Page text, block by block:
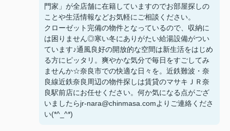
門家」が全店舗に在籍していますのでお部屋探しの
ことや生活情報などお気軽にご相談ください。
クローゼット完備の物件となっているので、収納に
は困りません◎寒い冬にありがたい給湯設備がつい
ています♪通風良好の開放的な空間は新生活をはじめ
る方にピッタリ。爽やかな気分で毎日をすごしてみ
ませんか☆奈良市での快適な日々を。近鉄難波・奈
良線近鉄奈良周辺の物件探しは賃貸のマサキＪＲ奈
良駅前店にお任せください。何か気になる点がござ
いましたらjr-nara@chinmasa.comよりご連絡くださ
い(*^_^*)